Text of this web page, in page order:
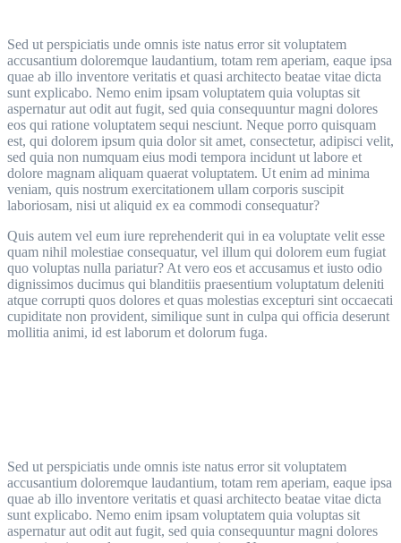
Sed ut perspiciatis unde omnis iste natus error sit voluptatem
accusantium doloremque laudantium, totam rem aperiam, eaque ipsa
quae ab illo inventore veritatis et quasi architecto beatae vitae dicta
sunt explicabo. Nemo enim ipsam voluptatem quia voluptas sit
aspernatur aut odit aut fugit, sed quia consequuntur magni dolores
eos qui ratione voluptatem sequi nesciunt. Neque porro quisquam
est, qui dolorem ipsum quia dolor sit amet, consectetur, adipisci velit,
sed quia non numquam eius modi tempora incidunt ut labore et
dolore magnam aliquam quaerat voluptatem. Ut enim ad minima
veniam, quis nostrum exercitationem ullam corporis suscipit
laboriosam, nisi ut aliquid ex ea commodi consequatur?
Quis autem vel eum iure reprehenderit qui in ea voluptate velit esse
quam nihil molestiae consequatur, vel illum qui dolorem eum fugiat
quo voluptas nulla pariatur? At vero eos et accusamus et iusto odio
dignissimos ducimus qui blanditiis praesentium voluptatum deleniti
atque corrupti quos dolores et quas molestias excepturi sint occaecati
cupiditate non provident, similique sunt in culpa qui officia deserunt
mollitia animi, id est laborum et dolorum fuga.
Sed ut perspiciatis unde omnis iste natus error sit voluptatem
accusantium doloremque laudantium, totam rem aperiam, eaque ipsa
quae ab illo inventore veritatis et quasi architecto beatae vitae dicta
sunt explicabo. Nemo enim ipsam voluptatem quia voluptas sit
aspernatur aut odit aut fugit, sed quia consequuntur magni dolores